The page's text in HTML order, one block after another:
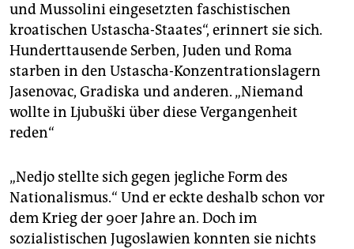
und Mussolini eingesetzten faschistischen
kroatischen Ustascha-Staates“, erinnert sie sich.
Hunderttausende Serben, Juden und Roma
starben in den Ustascha-Konzentrationslagern
Jasenovac, Gradiska und anderen. „Niemand
wollte in Ljubuški über diese Vergangenheit
reden“
„Nedjo stellte sich gegen jegliche Form des
Nationalismus.“ Und er eckte deshalb schon vor
dem Krieg der 90er Jahre an. Doch im
sozialistischen Jugoslawien konnten sie nichts